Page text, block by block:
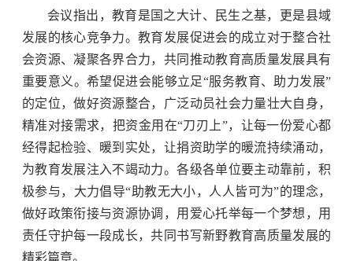
会议指出，教育是国之大计、民生之基，更是县域
发展的核心竞争力。教育发展促进会的成立对于整合社
会资源、凝聚各界合力，共同推动教育高质量发展具有
重要意义。希望促进会能够立足“服务教育、助力发展”
的定位，做好资源整合，广泛动员社会力量壮大自身，
精准对接需求，把资金用在“刀刃上”，让每一份爱心都
经得起检验、暖到实处，让捐资助学的暖流持续涌动，
为教育发展注入不竭动力。各级各单位要主动靠前，积
极参与，大力倡导“助教无大小，人人皆可为”的理念，
做好政策衔接与资源协调，用爱心托举每一个梦想，用
责任守护每一段成长，共同书写新野教育高质量发展的
精彩篇章。